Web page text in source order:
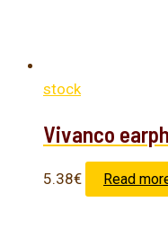
stock
Vivanco
5.38€ Read